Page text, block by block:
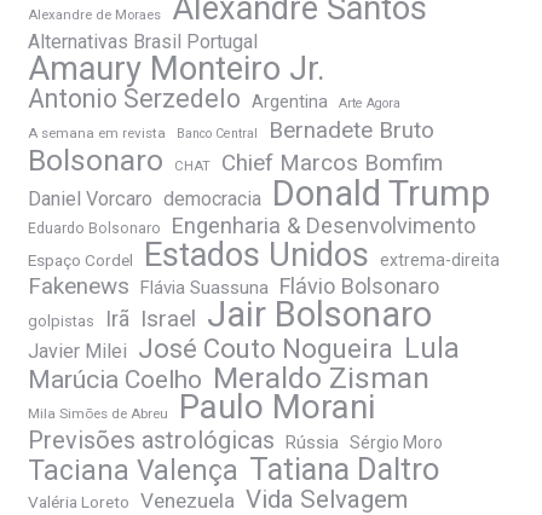
Alexandre de Moraes Alexandre Santos
Alternativas Brasil Portugal
Amaury Monteiro Jr.
Antonio Serzedelo Argentina Arte Agora
A semana em revista Banco Central Bernadete Bruto
Bolsonaro CHAT Chief Marcos Bomfim
Daniel Vorcaro democracia Donald Trump
Eduardo Bolsonaro Engenharia & Desenvolvimento
Espaço Cordel Estados Unidos extrema-direita
Fakenews Flávia Suassuna Flávio Bolsonaro
golpistas Irã Israel Jair Bolsonaro
Javier Milei José Couto Nogueira Lula
Marúcia Coelho Meraldo Zisman
Mila Simões de Abreu Paulo Morani
Previsões astrológicas Rússia Sérgio Moro
Taciana Valença Tatiana Daltro
Valéria Loreto Venezuela Vida Selvagem